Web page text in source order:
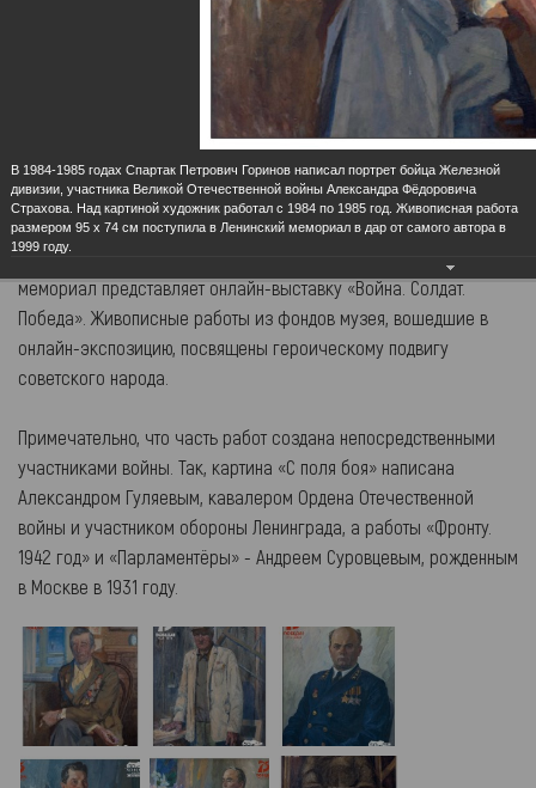
академический симфонический
оркестр
«Война. Солдат. Победа»
08.05.2020
К 75-летию Победы в Великой Отечественной войне Ленинский
мемориал представляет онлайн-выставку «Война. Солдат.
Победа». Живописные работы из фондов музея, вошедшие в
онлайн-экспозицию, посвящены героическому подвигу
советского народа.
Примечательно, что часть работ создана непосредственными
участниками войны. Так, картина «С поля боя» написана
Александром Гуляевым, кавалером Ордена Отечественной
войны и участником обороны Ленинграда, а работы «Фронту.
1942 год» и «Парламентёры» - Андреем Суровцевым, рожденным
в Москве в 1931 году.
В 1984-1985 годах Спартак Петрович Горинов написал портрет бойца Железной
дивизии, участника Великой Отечественной войны Александра Фёдоровича
Страхова. Над картиной художник работал с 1984 по 1985 год. Живописная работа
размером 95 х 74 см поступила в Ленинский мемориал в дар от самого автора в
1999 году.